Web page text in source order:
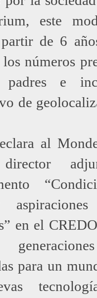
este
de 6
números
e
de
al
en el
para un